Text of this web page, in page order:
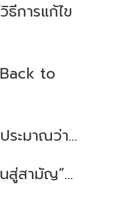
ธีการแก้ไข
to
ระมาณว่า...
สู่สามัญ”...